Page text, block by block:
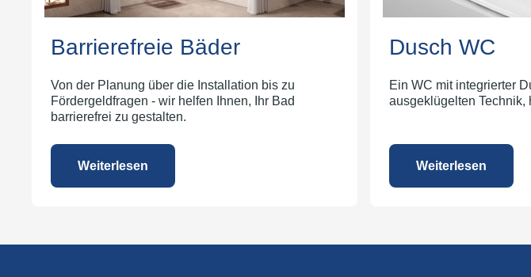
Barrierefreie Bäder
Von der Planung über die Installation bis zu
Fördergeldfragen - wir helfen Ihnen, Ihr Bad
barrierefrei zu gestalten.
Weiterlesen
Dusch WC
Ein WC mit integrierter
ausgeklügelten Technik,
Weiterlesen